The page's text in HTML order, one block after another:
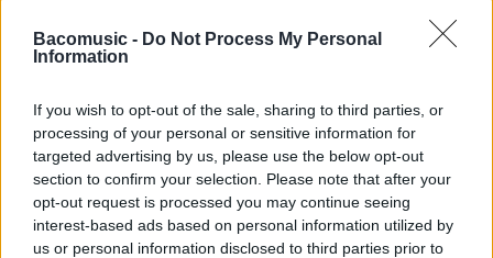
Bacomusic - Do Not Process My Personal
Information
If you wish to opt-out of the sale, sharing to third parties, or
processing of your personal or sensitive information for
targeted advertising by us, please use the below opt-out
section to confirm your selection. Please note that after your
opt-out request is processed you may continue seeing
interest-based ads based on personal information utilized by
us or personal information disclosed to third parties prior to
TOUTES LES
ACTUS